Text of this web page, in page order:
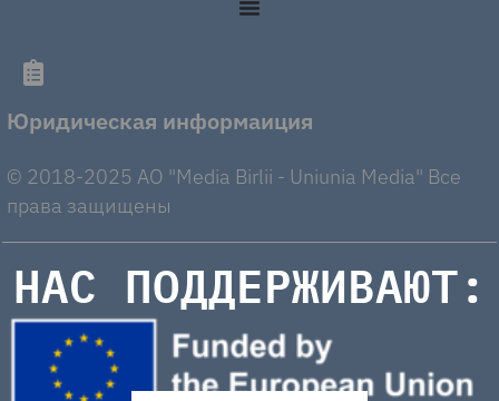
Юридическая информаиция
© 2018-2025 AO "Media Birlii - Uniunia Media" Все
права защищены
НАС ПОДДЕРЖИВАЮТ: